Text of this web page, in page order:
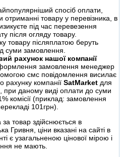
спосіб оплати,
отриманні товару у перевізника, в
під час перевезення
після огляду товару.
товару післяплатою беруть
суми замовлення.
рахунок нашої компанії
замовлення менеджер
смс повідомлення висилає
рахунку компанії SatMarket для
при даному виді оплати до суми
комісії (приклад: замовлення
101грн).
за товар здійснюється в
Гривня, ціни вказані на сайті в
є узагальненою цінової мірою і
не мають.